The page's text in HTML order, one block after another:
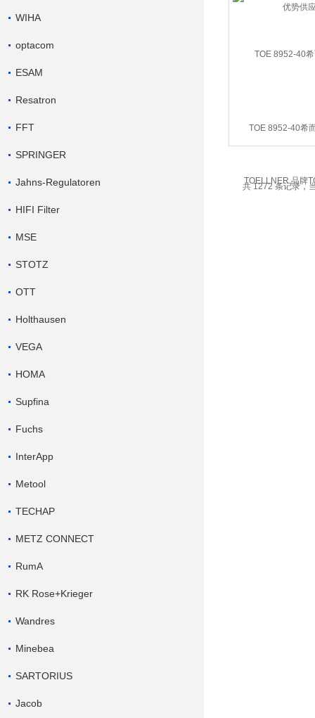
WIHA
optacom
ESAM
Resatron
FFT
SPRINGER
Jahns-Regulatoren
HIFI Filter
MSE
STOTZ
OTT
Holthausen
VEGA
HOMA
Supfina
Fuchs
InterApp
Metool
TECHAP
METZ CONNECT
RumA
RK Rose+Krieger
Wandres
Minebea
SARTORIUS
Jacob
TOE 8952-40希
TOELLNER 品牌
共 1272 条记录，